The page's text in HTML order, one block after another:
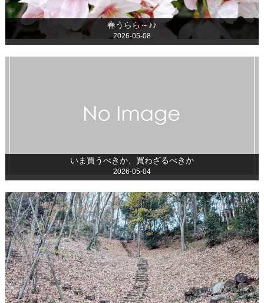
春うらら～♪♪
2026-05-08
いま買うべきか、買わざるべきか
2026-05-04